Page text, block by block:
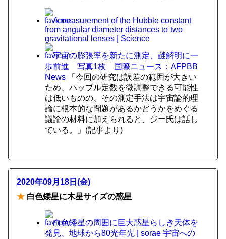
A measurement of the Hubble constant
from angular diameter distances to two
gravitational lenses | Science
宇宙の膨張率を新たに測定、謎解明に一
歩前進 写真1枚 国際ニュース：AFPBB
News 「今回の研究は誤差の範囲が大きい
ため、ハッブル定数を微調整できる可能性
は低いものの、その測定手法は宇宙論的理
論に根本的な問題があるかどうかをめぐる
議論の材料に加えられると、ジー氏は話し
ている。」(記事より)
2020年09月18日(金)
★ 白色矮星に木星サイズの惑星
白色矮星の周囲に巨大惑星らしき天体を
発見、地球から80光年先 | sorae 宇宙への